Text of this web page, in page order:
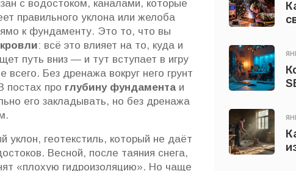
с водостоком, каналами, которые
правильного уклона или желоба
к фундаменту. Это то, что вы
: всё это влияет на то, куда и
путь вниз — и тут вступает в игру
всего. Без дренажа вокруг него грунт
постах про глубину фундаментаи
его закладывать, но без дренажа
геотекстиль, который не даёт
Весной, после таяния снега,
«плохую гидроизоляцию». Но чаще